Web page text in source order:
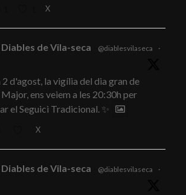
X
de Vila-seca @diablesvilaseca
·
2 d'agost, la vigília del dia gran de
Major, ens veiem a les 20:30h per
el Seguici Tradicional. ✨
X
de Vila-seca @diablesvilaseca
·